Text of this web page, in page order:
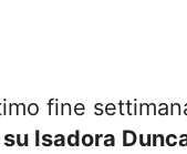
fine
Isadora